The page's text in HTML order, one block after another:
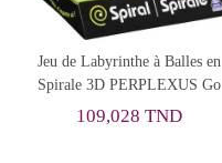
Jeu de Labyrinthe à Balles en
Spirale 3D PERPLEXUS Go
109,028 TND